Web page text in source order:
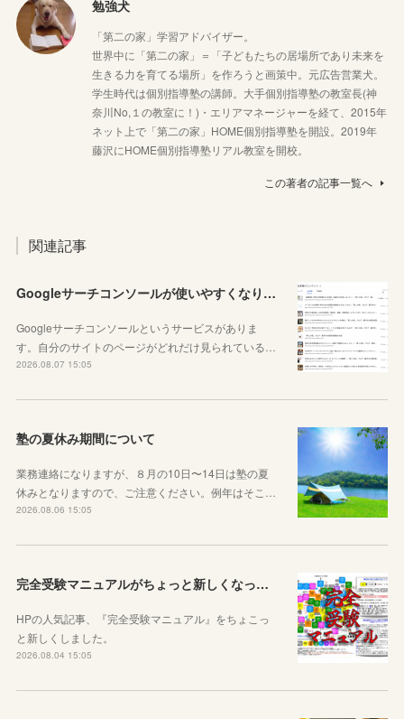
勉強犬
「第二の家」学習アドバイザー。
世界中に「第二の家」＝「子どもたちの居場所であり未来を
生きる力を育てる場所」を作ろうと画策中。元広告営業犬。
学生時代は個別指導塾の講師。大手個別指導塾の教室長(神
奈川No,１の教室に！)・エリアマネージャーを経て、2015年
ネット上で「第二の家」HOME個別指導塾を開設。2019年
藤沢にHOME個別指導塾リアル教室を開校。
この著者の記事一覧へ
関連記事
Googleサーチコンソールが使いやすくなりました！YouTubeも見れるように！
Googleサーチコンソールというサービスがありま
す。自分のサイトのページがどれだけ見られている…
2026.08.07 15:05
塾の夏休み期間について
業務連絡になりますが、８月の10日〜14日は塾の夏
休みとなりますので、ご注意ください。例年はそこ…
2026.08.06 15:05
完全受験マニュアルがちょっと新しくなったよ！
HPの人気記事、『完全受験マニュアル』をちょこっ
と新しくしました。
2026.08.04 15:05